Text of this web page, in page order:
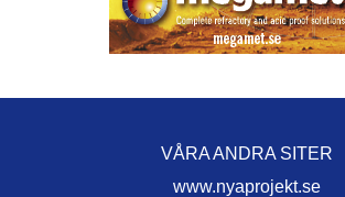
VÅRA ANDRA SITER
www.nyaprojekt.se